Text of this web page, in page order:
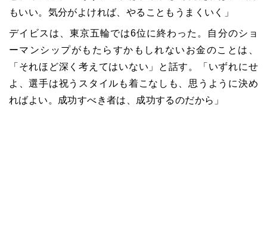
もいい。気分がよければ、やることもうまくいく」
デイビスは、東京五輪では6位に終わった。自分のショ
ーマンシップがもたらすかもしれないお金のことは、
「それほど深く考えてはいない」と話す。「いずれにせ
よ、選手は祝うスタイルも着こなしも、思うように決め
ればよい。成功すべき者は、成功するのだから」